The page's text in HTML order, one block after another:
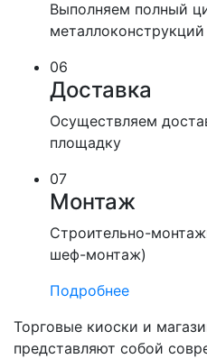
Выполняем полный
металлоконструкций
06
Доставка
Осуществляем
площадку
07
Монтаж
Строительно-
шеф-монтаж)
Подробнее
Торговые киоски и
представляют собой